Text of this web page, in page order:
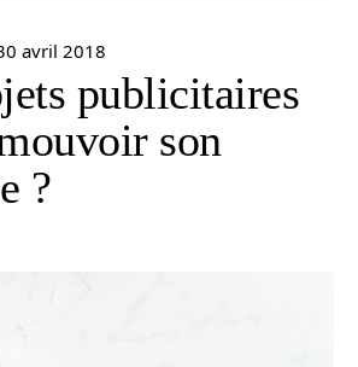
avril 2018
publicitaires
son
?